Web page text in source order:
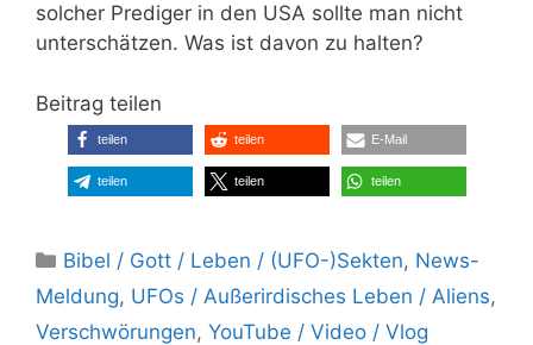
solcher Prediger in den USA sollte man nicht
unterschätzen. Was ist davon zu halten?
Beitrag teilen
teilen teilen E-Mail
teilen teilen teilen
Kategorien
Bibel / Gott / Leben / (UFO-)Sekten, News-
Meldung, UFOs / Außerirdisches Leben / Aliens,
Verschwörungen, YouTube / Video / Vlog